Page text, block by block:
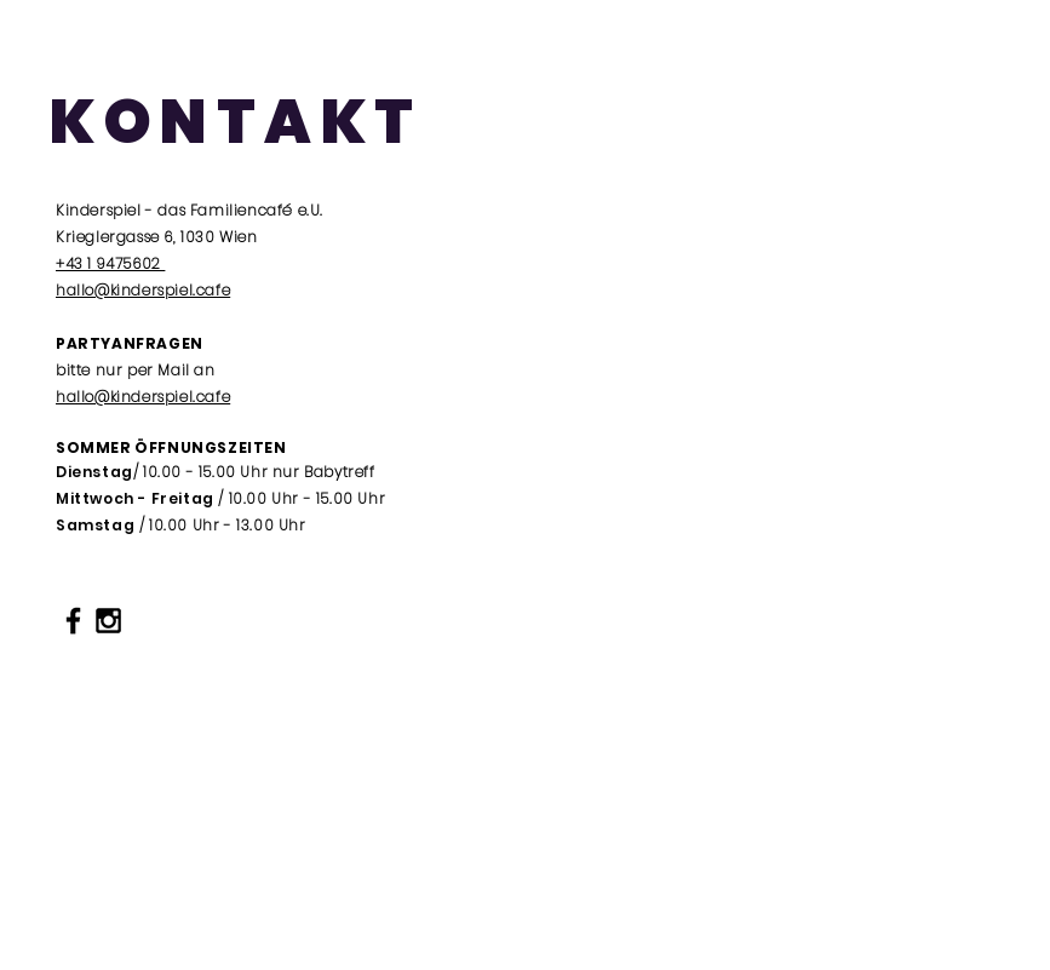
KONTAKT
Kinderspiel - das Familiencafé e.U.
Krieglergasse 6, 1030 Wien
+43 1 9475602
hallo@kinderspiel.cafe
PARTYANFRAGEN
bitte nur per Mail an
hallo@kinderspiel.cafe
SOMMER ÖFFNUNGSZEITEN
Dienstag/ 10.00 - 15.00 Uhr nur Babytreff
Mittwoch - Freitag / 10.00 Uhr - 15.00 Uhr
Samstag / 10.00 Uhr - 13.00 Uhr